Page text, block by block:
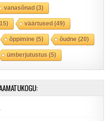
vanasõnad(3)
väärtused(49)
õppimine (5) õudne (20)
ümberjutustus (5)